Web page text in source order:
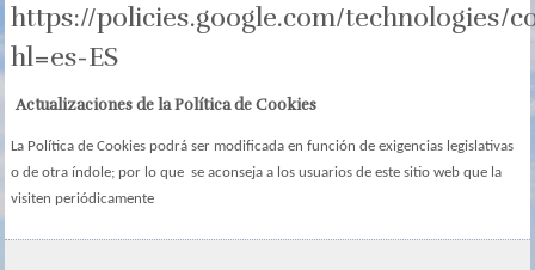
https://policies.google.com/technologies/
hl=es-ES
Actualizaciones de la Política de Cookies
La Política de Cookies podrá ser modificada en función de exigencias legislativas
o de otra índole; por lo que se aconseja a los usuarios de este sitio web que la
visiten periódicamente